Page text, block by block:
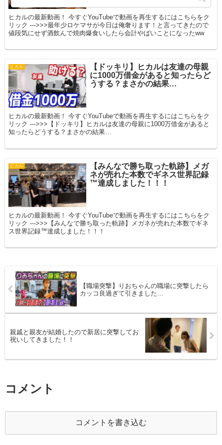
ヒカルの最新動画！ 今すぐYouTubeで動画を再生するにはこちらをク
リック --->>>最年少ロケマサが今日は俺奢ります！と言ってきたので
値段気にせず酒飲んで焼肉爆食いしたら会計やばいことになったww
ヒカル
【ドッキリ】ヒカルは友達の母親
に1000万借金があると知ったらど
うする？まさかの結果…
ヒカルの最新動画！ 今すぐYouTubeで動画を再生するにはこちらをク
リック --->>>【ドッキリ】ヒカルは友達の母親に1000万借金があると
知ったらどうする？まさかの結果…
ヒカル
【みんなで勝ち取った軌跡】メガ
ネが売れた本数でギネス世界記録
™達成しました！！！
ヒカルの最新動画！ 今すぐYouTubeで動画を再生するにはこちらをク
リック --->>>【みんなで勝ち取った軌跡】メガネが売れた本数でギネ
ス世界記録™達成しました！！！
【職場突撃】りおちゃんの職場に突撃したら
カッコ良過ぎて引きました…
親戚と親友が結婚したので新居に突撃してお
祝いしてきました！！
コメント
コメントを書き込む